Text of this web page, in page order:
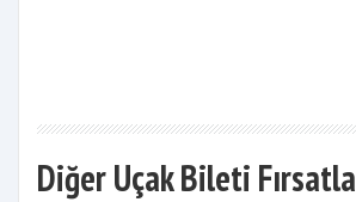
Diğer Uçak Bileti